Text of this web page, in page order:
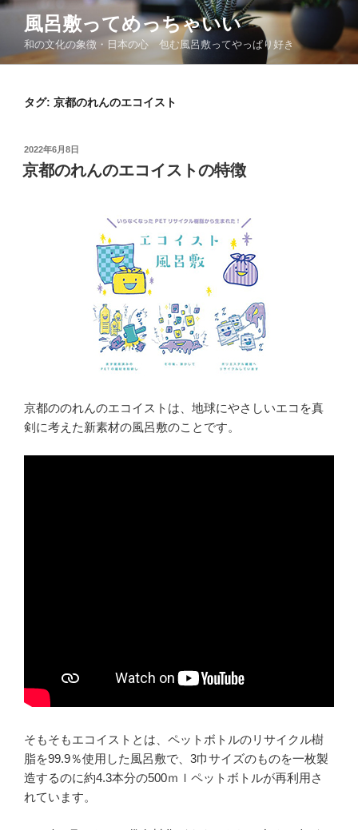
コ
ン
風呂敷ってめっちゃいい
和の文化の象徴・日本の心 包む風呂敷ってやっぱり好き
タグ: 京都のれんのエコイスト
投
稿
日:
2022年6月8日
京都のれんのエコイストの特徴
京都ののれんのエコイストは、地球にやさしいエコを真
剣に考えた新素材の風呂敷のことです。
そもそもエコイストとは、ペットボトルのリサイクル樹
脂を99.9％使用した風呂敷で、3巾サイズのものを一枚製
造するのに約4.3本分の500ｍｌペットボトルが再利用さ
れています。